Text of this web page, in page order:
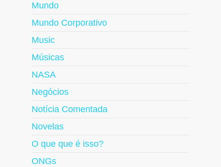
Mundo
Mundo Corporativo
Music
Músicas
NASA
Negócios
Notícia Comentada
Novelas
O que que é isso?
ONGs